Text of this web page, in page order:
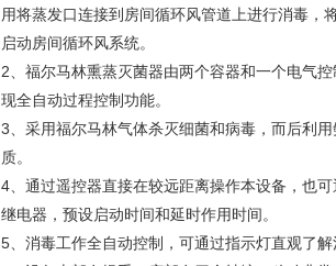
用将蒸发口连接到房间循环风管道上进行消毒，
启动房间循环风系统。
2、福尔马林熏蒸灭菌器由两个容器和一个电气
现全自动过程控制功能。
3、采用福尔马林气体杀灭细菌和病毒，而后利
质。
4、通过遥控器直接在较远距离操作本设备，
继电器，预设启动时间和延时作用时间。
5、消毒工作全自动控制，可通过指示灯直观